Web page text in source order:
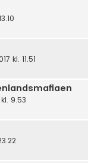
kl. 11.51
9.53